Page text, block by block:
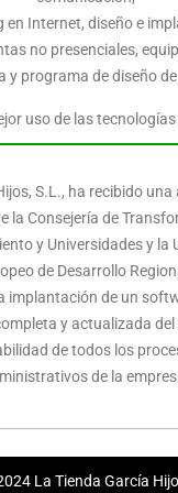
en Internet, diseño e
no presenciales,
y programa de diseño
uso de las
S.L., ha recibido
la Consejería de
y Universidades y la
de Desarrollo
implantación de un
y actualizada del
de todos los
de la
La Tienda García